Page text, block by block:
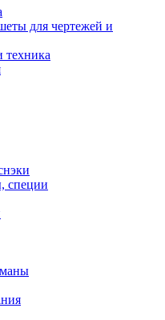
для чертежей и
техника
специи